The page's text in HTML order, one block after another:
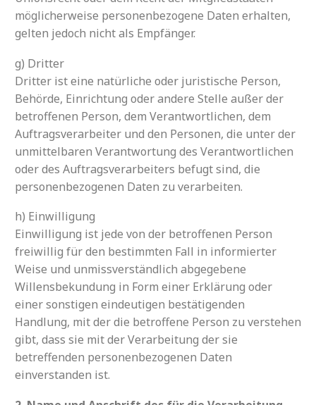
möglicherweise personenbezogene Daten erhalten,
gelten jedoch nicht als Empfänger.
g) Dritter
Dritter ist eine natürliche oder juristische Person,
Behörde, Einrichtung oder andere Stelle außer der
betroffenen Person, dem Verantwortlichen, dem
Auftragsverarbeiter und den Personen, die unter der
unmittelbaren Verantwortung des Verantwortlichen
oder des Auftragsverarbeiters befugt sind, die
personenbezogenen Daten zu verarbeiten.
h) Einwilligung
Einwilligung ist jede von der betroffenen Person
freiwillig für den bestimmten Fall in informierter
Weise und unmissverständlich abgegebene
Willensbekundung in Form einer Erklärung oder
einer sonstigen eindeutigen bestätigenden
Handlung, mit der die betroffene Person zu verstehen
gibt, dass sie mit der Verarbeitung der sie
betreffenden personenbezogenen Daten
einverstanden ist.